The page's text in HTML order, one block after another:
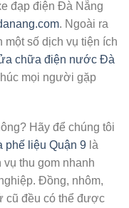
đạp điện Đà Nẵng
. Ngoài ra
số dịch vụ tiện ích
chữa điện nước Đà
mọi người gặp
Hãy để chúng tôi
phế liệu Quận 9 là
thu gom nhanh
Đồng, nhôm,
cũ đều có thể được